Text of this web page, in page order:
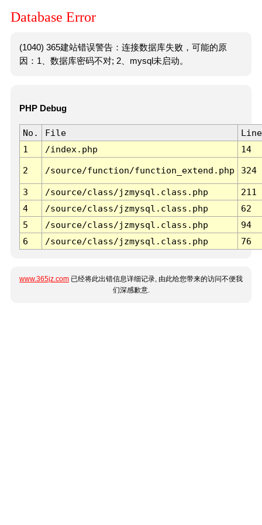
Database Error
(1040) 365建站错误警告：连接数据库失败，可能的原
因：1、数据库密码不对; 2、mysql未启动。
PHP Debug
No. File
Line
1
/index.php 14
2 /source/function/function_extend.php 324
3 /source/class/jzmysql.class.php
211
4
/source/class/jzmysql.class.php
62
5
/source/class/jzmysql.class.php
94
6
/source/class/jzmysql.class.php 76
www.365jz.com 已经将此出错信息详细记录, 由此给您带来的访问不便我
们深感歉意.